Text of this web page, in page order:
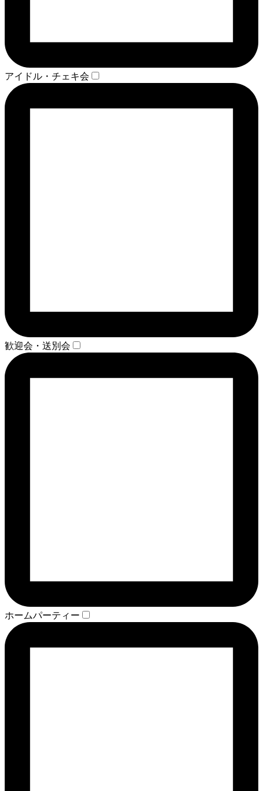
アイドル・チェキ会
歓迎会・送別会
ホームパーティー